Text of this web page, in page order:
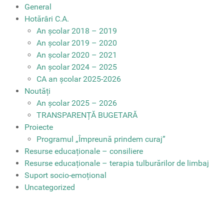
General
Hotărâri C.A.
An școlar 2018 – 2019
An școlar 2019 – 2020
An școlar 2020 – 2021
An școlar 2024 – 2025
CA an școlar 2025-2026
Noutăți
An școlar 2025 – 2026
TRANSPARENȚĂ BUGETARĂ
Proiecte
Programul „Împreună prindem curaj”
Resurse educaționale – consiliere
Resurse educaționale – terapia tulburărilor de limbaj
Suport socio-emoțional
Uncategorized